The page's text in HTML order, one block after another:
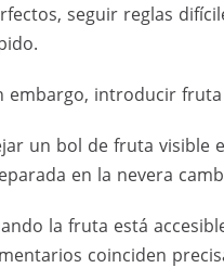
seguir reglas
embargo, introducir
un bol de fruta visible
en la nevera
la fruta está
coinciden